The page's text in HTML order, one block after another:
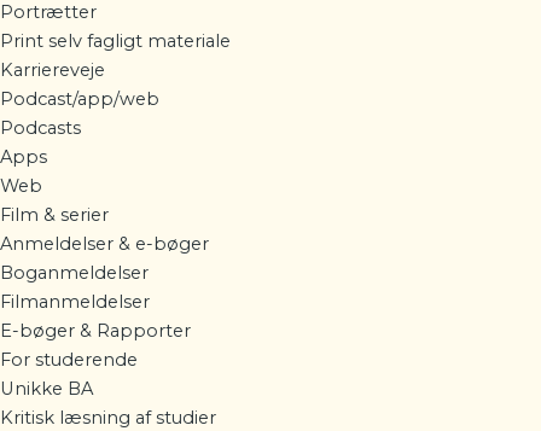
Portrætter
Print selv fagligt materiale
Karriereveje
Podcast/app/web
Podcasts
Apps
Web
Film & serier
Anmeldelser & e-bøger
Boganmeldelser
Filmanmeldelser
E-bøger & Rapporter
For studerende
Unikke BA
Kritisk læsning af studier